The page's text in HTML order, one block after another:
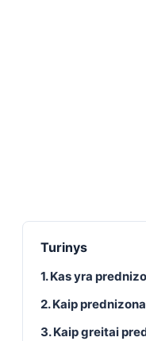
Turinys
1. Kas yra
2. Kaip
3. Kaip greitai